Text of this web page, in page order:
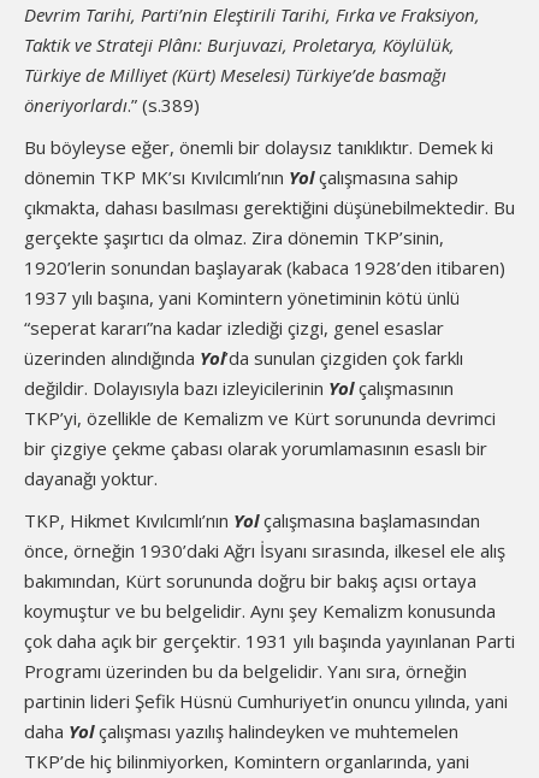
Devrim Tarihi, Parti’nin Eleştirili Tarihi, Fırka ve Fraksiyon,
Taktik ve Strateji Plânı: Burjuvazi, Proletarya, Köylülük,
Türkiye de Milliyet (Kürt) Meselesi) Türkiye’de basmağı
öneriyorlardı.” (s.389)
Bu böyleyse eğer, önemli bir dolaysız tanıklıktır. Demek ki
dönemin TKP MK’sı Kıvılcımlı’nın Yolçalışmasına sahip
çıkmakta, dahası basılması gerektiğini düşünebilmektedir. Bu
gerçekte şaşırtıcı da olmaz. Zira dönemin TKP’sinin,
1920’lerin sonundan başlayarak (kabaca 1928’den itibaren)
1937 yılı başına, yani Komintern yönetiminin kötü ünlü
“seperat kararı”na kadar izlediği çizgi, genel esaslar
üzerinden alındığında Yol’da sunulan çizgiden çok farklı
değildir. Dolayısıyla bazı izleyicilerinin Yolçalışmasının
TKP’yi, özellikle de Kemalizm ve Kürt sorununda devrimci
bir çizgiye çekme çabası olarak yorumlamasının esaslı bir
dayanağı yoktur.
TKP, Hikmet Kıvılcımlı’nın Yolçalışmasına başlamasından
önce, örneğin 1930’daki Ağrı İsyanı sırasında, ilkesel ele alış
bakımından, Kürt sorununda doğru bir bakış açısı ortaya
koymuştur ve bu belgelidir. Aynı şey Kemalizm konusunda
çok daha açık bir gerçektir. 1931 yılı başında yayınlanan Parti
Programı üzerinden bu da belgelidir. Yanı sıra, örneğin
partinin lideri Şefik Hüsnü Cumhuriyet’in onuncu yılında, yani
daha Yolçalışması yazılış halindeyken ve muhtemelen
TKP’de hiç bilinmiyorken, Komintern organlarında, yani